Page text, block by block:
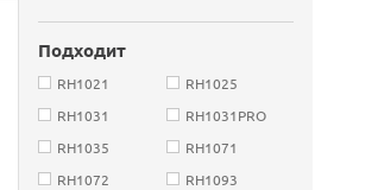
Подходит
RH1021
RH1025
RH1031
RH1031PRO
RH1035
RH1071
RH1072
RH1093